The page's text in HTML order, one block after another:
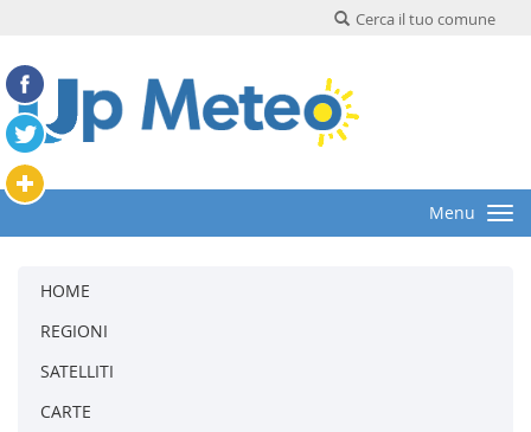
Cerca il tuo comune
Menu
HOME
REGIONI
SATELLITI
CARTE